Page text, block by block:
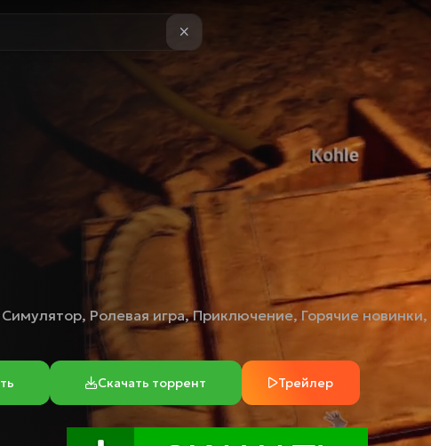
Симулятор, Ролевая игра,Приключение, Горячие новинки,
Скачать торрент Трейлер